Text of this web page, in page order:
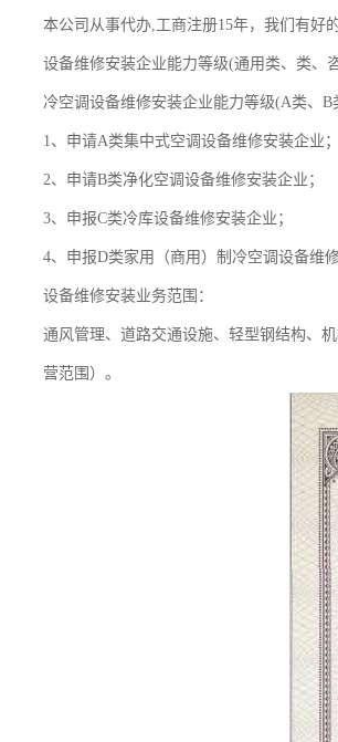
本公司从事代办,工商注册15年，我们有好
设备维修安装企业能力等级(通用类、类、
冷空调设备维修安装企业能力等级(A类、B
1、申请A类集中式空调设备维修安装企业；
2、申请B类净化空调设备维修安装企业；
3、申报C类冷库设备维修安装企业；
4、申报D类家用（商用）制冷空调设备维修
设备维修安装业务范围：
通风管理、道路交通设施、轻型钢结构、
营范围）。